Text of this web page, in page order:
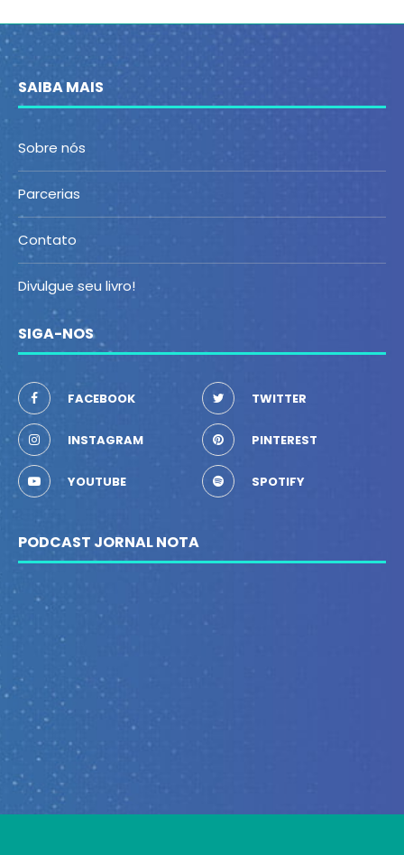
SAIBA MAIS
Sobre nós
Parcerias
Contato
Divulgue seu livro!
SIGA-NOS
FACEBOOK TWITTER
INSTAGRAM PINTEREST
YOUTUBE SPOTIFY
PODCAST JORNAL NOTA